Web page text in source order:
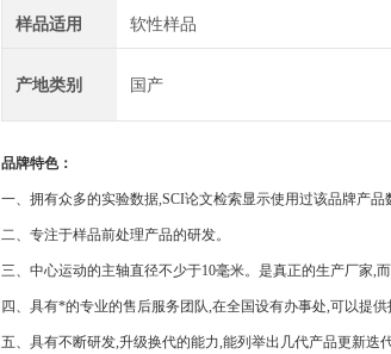
样品适用 软性样品
产地类别 国产
品牌特色：
一、拥有众多的实验数据,SCI论文检索显示使用过该品牌产品
二、专注于样品前处理产品的研发。
三、中心运动的主轴直径不少于10毫米。是真正的生产厂家,
四、具有*的专业的售后服务团队,在全国设有办事处,可以提供
五、具有不断研发,升级换代的能力,能列举出几代产品更新迭代